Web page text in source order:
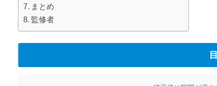
まとめ
監修者